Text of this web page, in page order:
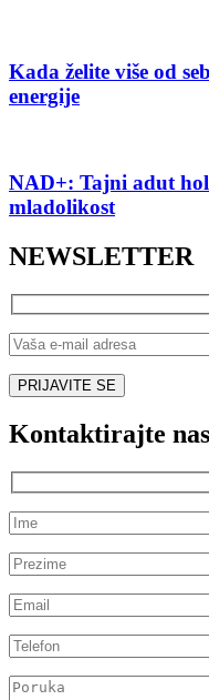
Kada želite više od
energije
NAD+: Tajni adut
mladolikost
NEWSLETTER
Kontaktirajte nas